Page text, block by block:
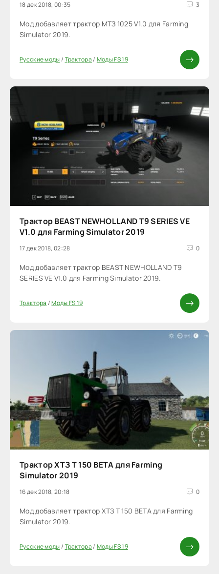
18 дек 2018, 00:35 3
Мод добавляет трактор МТЗ 1025 V1.0 для Farming
Simulator 2019.
Русские моды/ Трактора/ Моды FS 19
Трактор BEAST NEWHOLLAND T9 SERIES VE
V1.0 для Farming Simulator 2019
17 дек 2018, 02:28 0
Мод добавляет трактор BEAST NEWHOLLAND T9
SERIES VE V1.0 для Farming Simulator 2019.
Трактора /Моды FS 19
Трактор ХТЗ Т 150 BETA для Farming
Simulator 2019
16 дек 2018, 20:18 0
Мод добавляет трактор ХТЗ Т 150 BETA для Farming
Simulator 2019.
Русские моды/ Трактора/ Моды FS 19